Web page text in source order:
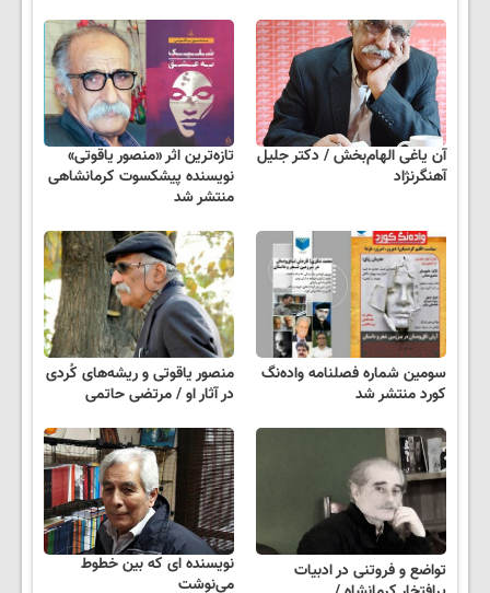
آن یاغی الهام‌بخش / دکتر جلیل
آهنگرنژاد
تازه‌ترین اثر «منصور یاقوتی»
نویسنده پیشکسوت کرمانشاهی
منتشر شد
سومین شماره فصلنامه واده‌نگ
کورد منتشر شد
منصور یاقوتی و ریشه‌های کُردی
در آثار او / مرتضی حاتمی
تواضع و فروتنی در ادبیات
نویسنده‌ ای که بین خطوط
می‌نوشت